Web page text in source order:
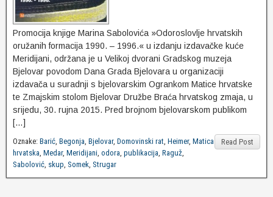
Promocija knjige Marina Sabolovića »Odoroslovlje hrvatskih
oružanih formacija 1990. – 1996.« u izdanju izdavačke kuće
Meridijani, održana je u Velikoj dvorani Gradskog muzeja
Bjelovar povodom Dana Grada Bjelovara u organizaciji
izdavača u suradnji s bjelovarskim Ogrankom Matice hrvatske
te Zmajskim stolom Bjelovar Družbe Braća hrvatskog zmaja, u
srijedu, 30. rujna 2015. Pred brojnom bjelovarskom publikom
[…]
Read Post
Oznake: Barić, Begonja, Bjelovar, Domovinski rat, Heimer, Matica
hrvatska, Medar, Meridijani, odora, publikacija, Raguž,
Sabolović, skup, Somek, Strugar